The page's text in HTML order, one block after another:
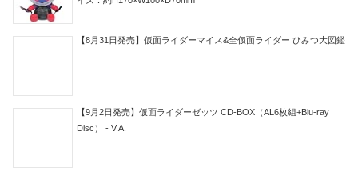
【8月31日発売】仮面ライダーマイス&全仮面ライダー ひみつ大図鑑
【9月2日発売】仮面ライダーゼッツ CD-BOX（AL6枚組+Blu-ray
Disc） - V.A.